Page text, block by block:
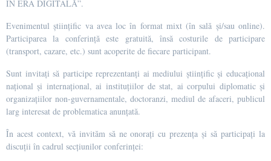
ÎN ERA DIGITALĂ”.
Evenimentul științific va avea loc în format mixt (în sală și/sau online).
Participarea la conferință este gratuită, însă costurile de participare
(transport, cazare, etc.) sunt acoperite de fiecare participant.
Sunt invitați să participe reprezentanți ai mediului ştiinţific şi educaţional
național și internațional, ai instituţiilor de stat, ai corpului diplomatic şi
organizaţiilor non-guvernamentale, doctoranzi, mediul de afaceri, publicul
larg interesat de problematica anunţată.
În acest context, vă invităm să ne onorați cu prezența și să participați la
discuții în cadrul secțiunilor conferinței: